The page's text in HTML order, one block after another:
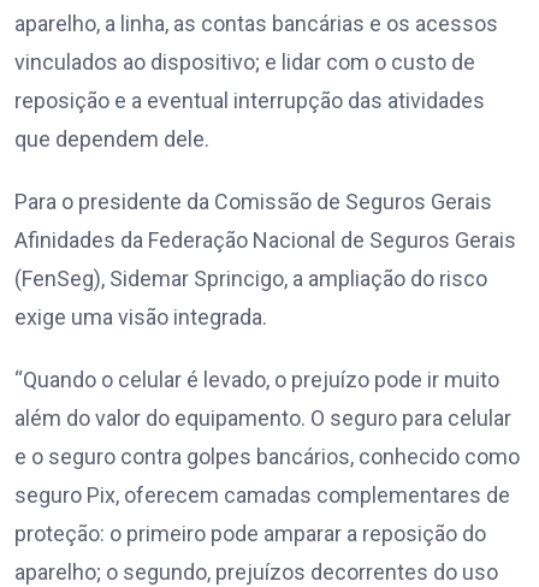
aparelho, a linha, as contas bancárias e os acessos
vinculados ao dispositivo; e lidar com o custo de
reposição e a eventual interrupção das atividades
que dependem dele.
Para o presidente da Comissão de Seguros Gerais
Afinidades da Federação Nacional de Seguros Gerais
(FenSeg), Sidemar Sprincigo, a ampliação do risco
exige uma visão integrada.
“Quando o celular é levado, o prejuízo pode ir muito
além do valor do equipamento. O seguro para celular
e o seguro contra golpes bancários, conhecido como
seguro Pix, oferecem camadas complementares de
proteção: o primeiro pode amparar a reposição do
aparelho; o segundo, prejuízos decorrentes do uso